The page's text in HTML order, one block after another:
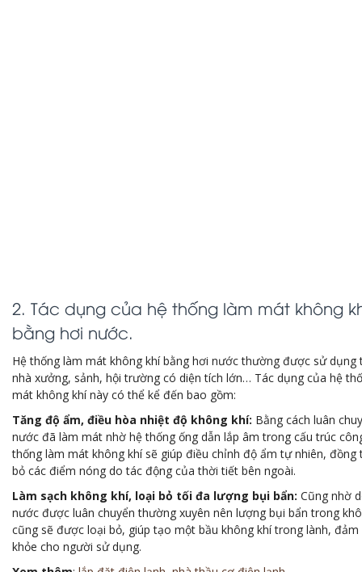
2. Tác dụng của hệ thống làm mát không
bằng hơi nước.
Hệ thống làm mát không khí bằng hơi nước thường được sử dụng
nhà xưởng, sảnh, hội trường có diện tích lớn… Tác dụng của hệ
mát không khí này có thể kể đến bao gồm:
Tăng độ ẩm, điều hòa nhiệt độ không khí: Bằng cách luân
nước đã làm mát nhờ hệ thống ống dẫn lắp âm trong cấu trúc
thống làm mát không khí sẽ giúp điều chỉnh độ ẩm tự nhiên, đồng
bỏ các điểm nóng do tác động của thời tiết bên ngoài.
Làm sạch không khí, loại bỏ tối đa lượng bụi bẩn: Cũng nhờ
nước được luân chuyển thường xuyên nên lượng bụi bẩn trong
cũng sẽ được loại bỏ, giúp tạo một bầu không khí trong lành,
khỏe cho người sử dụng.